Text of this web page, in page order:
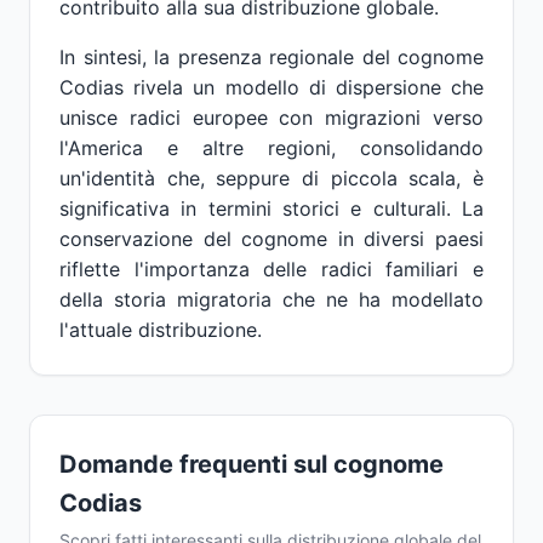
contribuito alla sua distribuzione globale.
In sintesi, la presenza regionale del cognome
Codias rivela un modello di dispersione che
unisce radici europee con migrazioni verso
l'America e altre regioni, consolidando
un'identità che, seppure di piccola scala, è
significativa in termini storici e culturali. La
conservazione del cognome in diversi paesi
riflette l'importanza delle radici familiari e
della storia migratoria che ne ha modellato
l'attuale distribuzione.
Domande frequenti sul cognome
Codias